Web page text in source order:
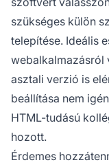
szükséges külön
telepítése. Ideális
webalkalmazásról
asztali verzió is
beállítása nem
HTML-tudású
hozott.
Érdemes